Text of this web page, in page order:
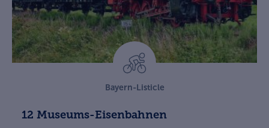
Bayern-Listicle
12 Museums-Eisenbahnen